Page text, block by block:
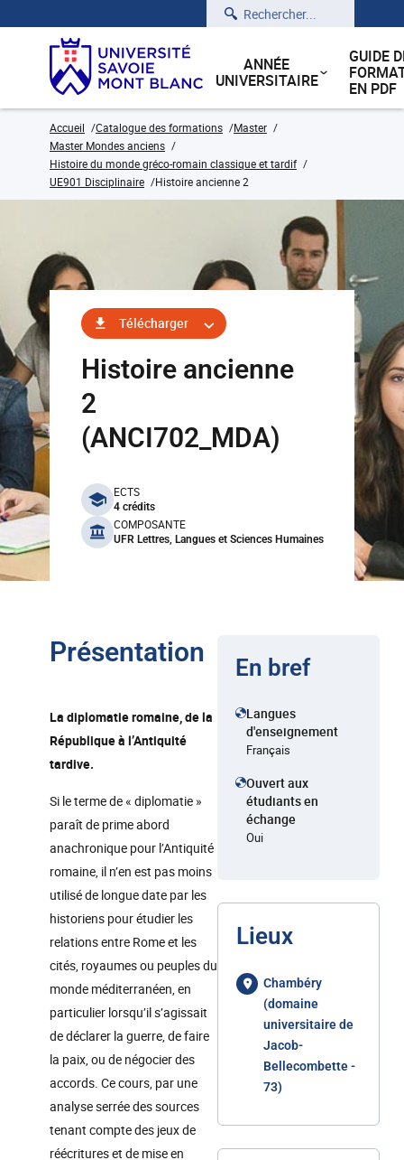
Rechercher
ANNÉE
UNIVERSITAIRE
GUIDE
EN PDF
Accueil Catalogue des formations
Master
Master Mondes anciens
Histoire du monde gréco-romain classique et tardif
UE901 Disciplinaire
Histoire ancienne 2
Télécharger
Histoire ancienne
2
(ANCI702_MDA)
benefits
ECTS
4 crédits
COMPOSANTE
UFR Lettres, Langues et Sciences Humaines
Présentation
La diplomatie romaine, de la
République à l’Antiquité
tardive.
Si le terme de « diplomatie »
paraît de prime abord
anachronique pour l’Antiquité
romaine, il n’en est pas moins
utilisé de longue date par les
historiens pour étudier les
relations entre Rome et les
cités, royaumes ou peuples du
monde méditerranéen, en
particulier lorsqu’il s’agissait
de déclarer la guerre, de faire
la paix, ou de négocier des
accords. Ce cours, par une
analyse serrée des sources
tenant compte des jeux de
réécritures et de mise en
En bref
Langues
d'enseignement
Français
Ouvert aux
étudiants en
échange
Oui
Lieux
Chambéry
(domaine
universitaire de
Jacob-
Bellecombette -
73)